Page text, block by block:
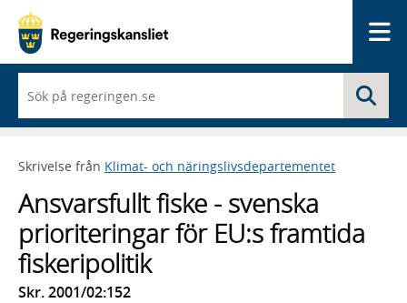
du
börjar
skriva
framträder
lista
med
sökförslag
Skrivelse från Klimat- och näringslivsdepartementet
Ansvarsfullt fiske - svenska
prioriteringar för EU:s framtida
fiskeripolitik
Skr. 2001/02:152